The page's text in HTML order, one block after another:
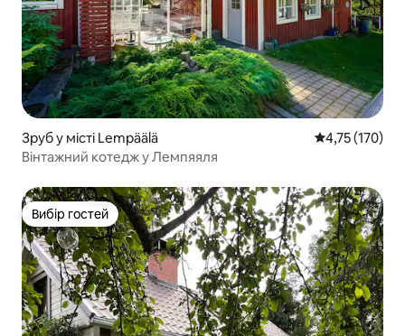
Зруб у місті Lempäälä Середня
4,75 (170)
Вінтажний котедж у Лемпяяля
Вибір гостей
Вибір гостей